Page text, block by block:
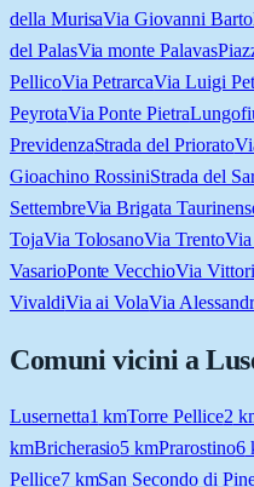
della MurisaVia Giovanni
del PalasVia monte Palavas
PellicoVia PetrarcaVia Luigi
PeyrotaVia Ponte Pietra
PrevidenzaStrada del Priorato
Gioachino RossiniStrada del
SettembreVia Brigata
TojaVia TolosanoVia TrentoVia
VasarioPonte VecchioVia
VivaldiVia ai VolaVia
Comuni vicini a
Lusernetta1 kmTorre Pellice2
kmBricherasio5 kmPrarostino6
Pellice7kmSan Secondo di